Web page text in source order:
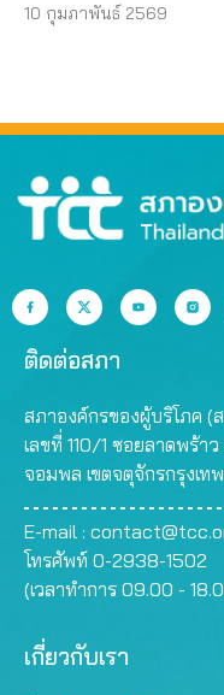
10 กุมภาพันธ์ 2569
ติดต่อสภา
สภาองค์กรของผู้บริโภค (
เลขที่ 110/1 ซอยลาดพร้า
จอมพล เขตจตุจักรกรุงเ
E-mail :
โทรศัพท์ 0-2938-1502
(เวลาทำการ 09.00 -
เกี่ยวกับเรา